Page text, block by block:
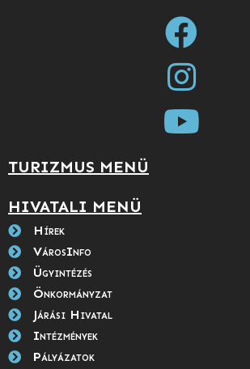
TURIZMUS MENÜ
HIVATALI MENÜ
Hírek
VárosInfo
Ügyintézés
Önkormányzat
Járási Hivatal
Intézmények
Pályázatok